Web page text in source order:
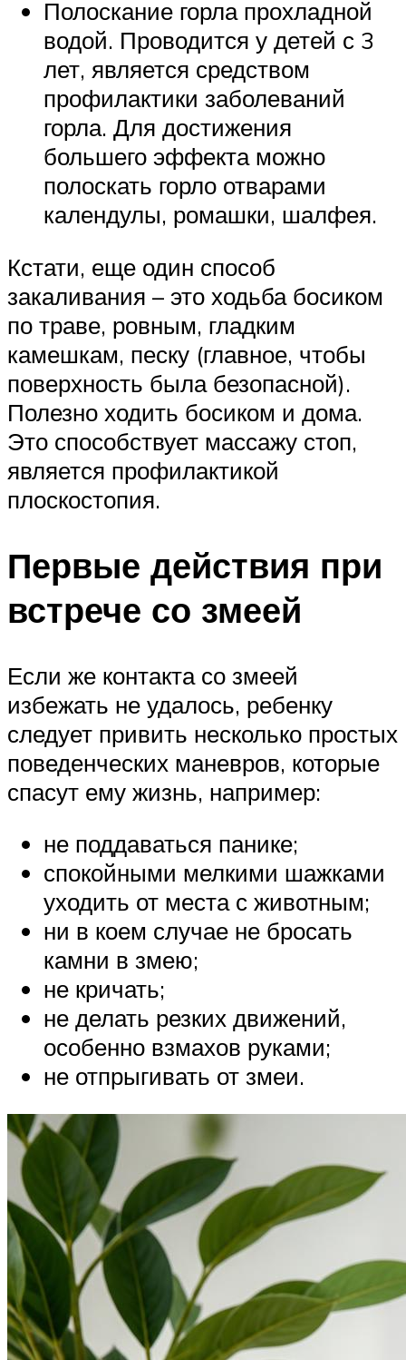
Полоскание горла прохладной
водой. Проводится у детей с 3
лет, является средством
профилактики заболеваний
горла. Для достижения
большего эффекта можно
полоскать горло отварами
календулы, ромашки, шалфея.
Кстати, еще один способ
закаливания – это ходьба босиком
по траве, ровным, гладким
камешкам, песку (главное, чтобы
поверхность была безопасной).
Полезно ходить босиком и дома.
Это способствует массажу стоп,
является профилактикой
плоскостопия.
Первые действия при
встрече со змеей
Если же контакта со змеей
избежать не удалось, ребенку
следует привить несколько простых
поведенческих маневров, которые
спасут ему жизнь, например:
не поддаваться панике;
спокойными мелкими шажками
уходить от места с животным;
ни в коем случае не бросать
камни в змею;
не кричать;
не делать резких движений,
особенно взмахов руками;
не отпрыгивать от змеи.